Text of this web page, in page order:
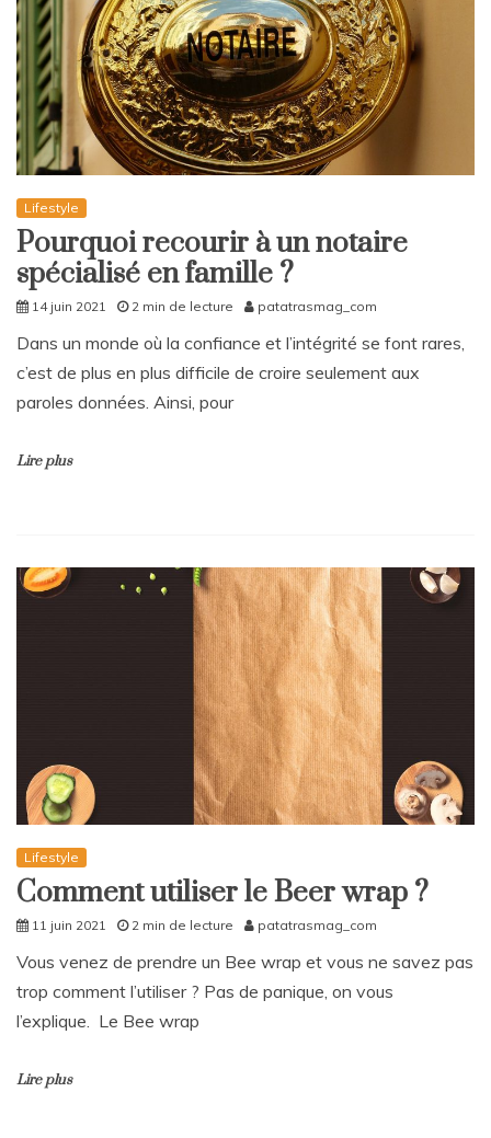
Lifestyle
Pourquoi recourir à un notaire
spécialisé en famille ?
14 juin 2021 2 min de lecture patatrasmag_com
Dans un monde où la confiance et l’intégrité se font rares,
c’est de plus en plus difficile de croire seulement aux
paroles données. Ainsi, pour
Lire plus
Lifestyle
Comment utiliser le Beer wrap ?
11 juin 2021 2 min de lecture patatrasmag_com
Vous venez de prendre un Bee wrap et vous ne savez pas
trop comment l’utiliser ? Pas de panique, on vous
l’explique. Le Bee wrap
Lire plus